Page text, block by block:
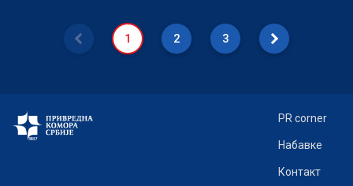
1 2 3
PR corner
Набавке
Контакт